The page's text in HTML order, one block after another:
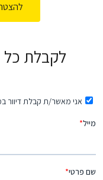
לקבלת כל